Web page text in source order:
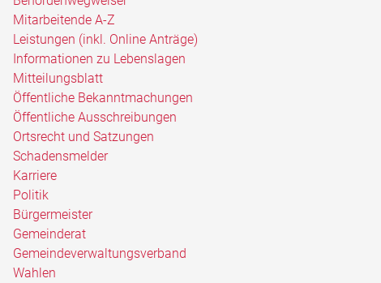
Mitarbeitende A-Z
Leistungen (inkl. Online Anträge)
Informationen zu Lebenslagen
Mitteilungsblatt
Öffentliche Bekanntmachungen
Öffentliche Ausschreibungen
Ortsrecht und Satzungen
Schadensmelder
Karriere
Politik
Bürgermeister
Gemeinderat
Gemeindeverwaltungsverband
Wahlen